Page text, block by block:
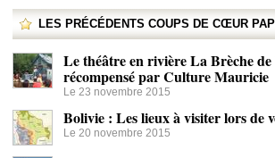
LES PRÉCÉDENTS COUPS DE CŒUR
Le théâtre en rivière La Brèche
récompensé par Culture Mauricie
Le 23 novembre 2015
Bolivie : Les lieux à visiter lors de
Le 20 novembre 2015